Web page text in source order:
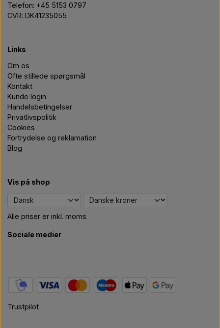
Telefon: +45 5153 0797
CVR: DK41235055
Links
Om os
Ofte stillede spørgsmål
Kontakt
Kunde login
Handelsbetingelser
Privatlivspolitik
Cookies
Fortrydelse og reklamation
Blog
Vis på shop
Alle priser er inkl. moms
Sociale medier
Trustpilot